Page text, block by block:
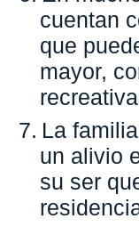
cuentan
que
mayor,
7. La
un alivio
su ser